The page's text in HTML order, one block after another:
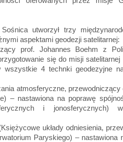
utworzył trzy
aspektami geodezji satelitarnej:
prof. Johannes Boehm z
się do misji
4 technki geodezyjne
atmosferyczne, przewodniczący
– nastawiona na poprawę
i jonosferycznych)
układy odniesienia,
Paryskiego) – nastawiona